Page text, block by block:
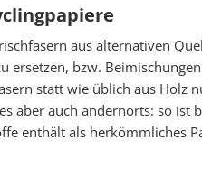
aus alternativen
ersetzen, bzw.
statt wie üblich aus Holz
aber auch andernorts: so
enthält als herkömmliches